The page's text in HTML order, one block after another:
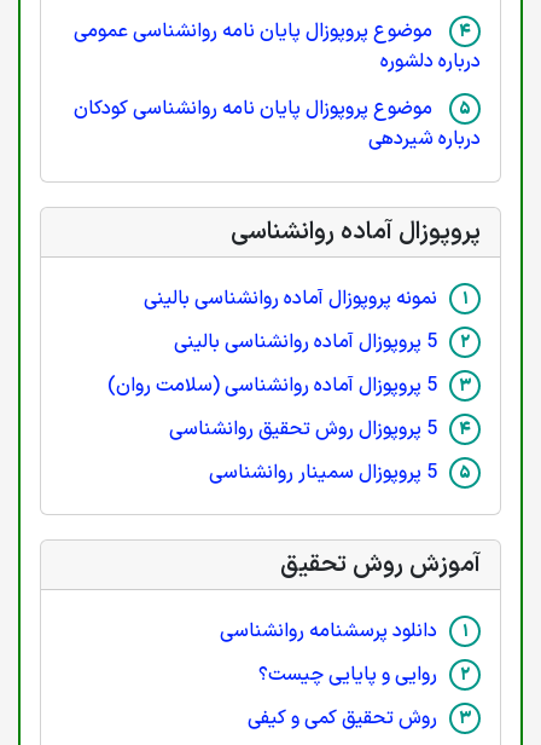
موضوع پروپوزال پایان نامه روانشناسی عمومی
درباره دلشوره
موضوع پروپوزال پایان نامه روانشناسی کودکان
درباره شیردهی
پروپوزال آماده روانشناسی
نمونه پروپوزال آماده روانشناسی بالینی
5 پروپوزال آماده روانشناسی بالینی
5 پروپوزال آماده روانشناسی (سلامت روان)
5 پروپوزال روش تحقیق روانشناسی
5 پروپوزال سمینار روانشناسی
آموزش روش تحقیق
دانلود پرسشنامه روانشناسی
روایی و پایایی چیست؟
روش تحقیق کمی و کیفی